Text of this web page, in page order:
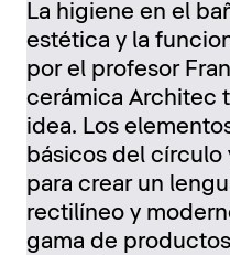
La higiene en el
estética y la
por el profesor
cerámica Architec
idea. Los
básicos del círculo
para crear un
rectilíneo y
gama de